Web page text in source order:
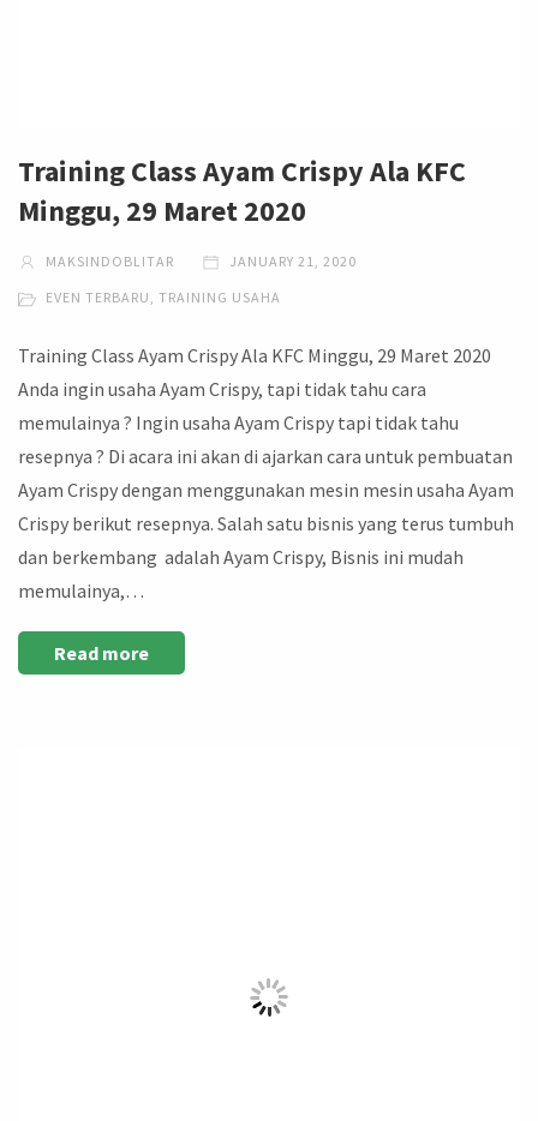
Training Class Ayam Crispy Ala KFC
Minggu, 29 Maret 2020
MAKSINDOBLITAR JANUARY 21, 2020
EVEN TERBARU TRAINING USAHA
Training Class Ayam Crispy Ala KFC Minggu, 29 Maret 2020
Anda ingin usaha Ayam Crispy, tapi tidak tahu cara
memulainya ? Ingin usaha Ayam Crispy tapi tidak tahu
resepnya ? Di acara ini akan di ajarkan cara untuk pembuatan
Ayam Crispy dengan menggunakan mesin mesin usaha Ayam
Crispy berikut resepnya. Salah satu bisnis yang terus tumbuh
dan berkembang adalah Ayam Crispy, Bisnis ini mudah
memulainya,…
Read more